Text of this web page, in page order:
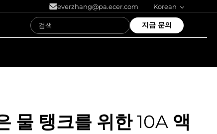
everzhang@pa.ecer.com Korean
지금 문의
물 탱크를 위한 10A 액